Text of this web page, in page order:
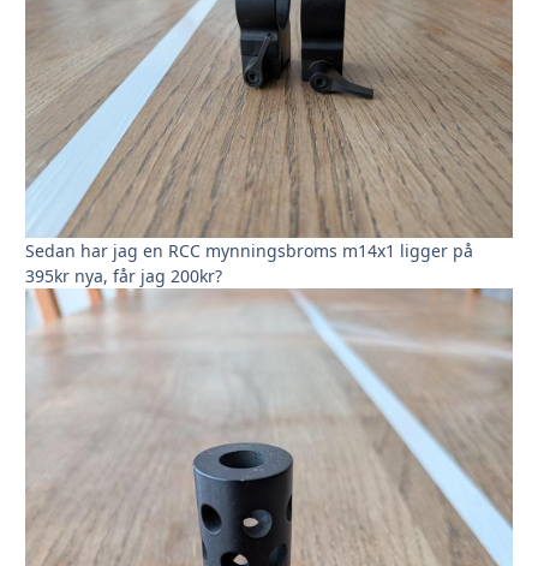
Sedan har jag en RCC mynningsbroms m14x1 ligger på
395kr nya, får jag 200kr?